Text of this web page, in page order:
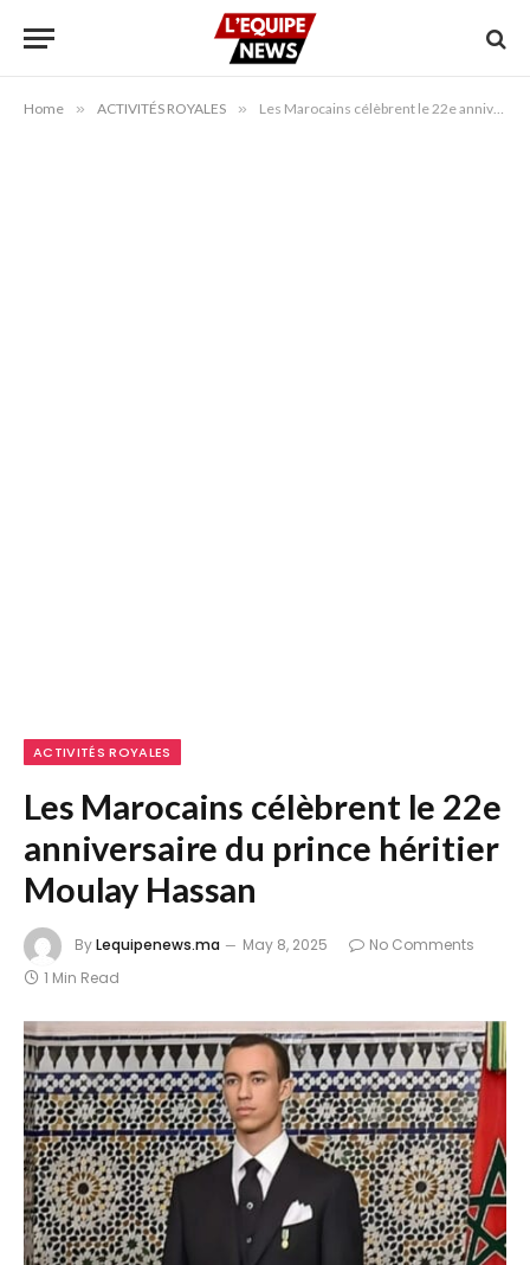
Home » ACTIVITÉS ROYALES » Les Marocains célèbrent le 22e anniversaire du prince héritier Moulay Hassan
ACTIVITÉS ROYALES
Les Marocains célèbrent le 22e
anniversaire du prince héritier
Moulay Hassan
ByLequipenews.ma May 8, 2025
No Comments
1 Min Read